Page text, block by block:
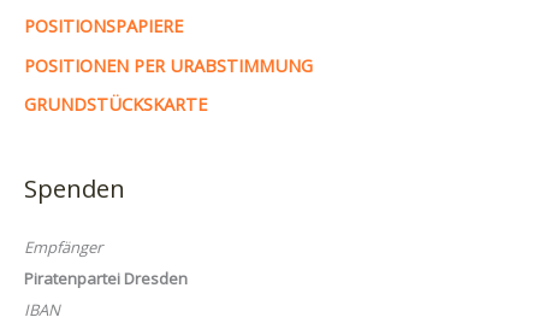
POSITIONSPAPIERE
POSITIONEN PER URABSTIMMUNG
GRUNDSTÜCKSKARTE
Spenden
Empfänger
Piratenpartei Dresden
IBAN